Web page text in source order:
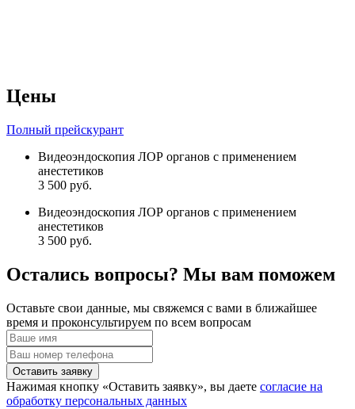
Цены
Полный прейскурант
Видеоэндоскопия ЛОР органов с применением
анестетиков
3 500 руб.
Видеоэндоскопия ЛОР органов с применением
анестетиков
3 500 руб.
Остались вопросы? Мы вам поможем
Оставьте свои данные, мы свяжемся с вами в ближайшее
время и проконсультируем по всем вопросам
Оставить заявку
Нажимая кнопку «Оставить заявку», вы даете согласие на
обработку персональных данных